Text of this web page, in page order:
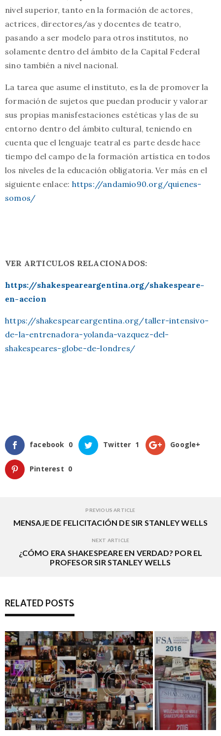
nivel superior, tanto en la formación de actores,
actrices, directores/as y docentes de teatro,
pasando a ser modelo para otros institutos, no
solamente dentro del ámbito de la Capital Federal
sino también a nivel nacional.
La tarea que asume el instituto, es la de promover la
formación de sujetos que puedan producir y valorar
sus propias manisfestaciones estéticas y las de su
entorno dentro del ámbito cultural, teniendo en
cuenta que el lenguaje teatral es parte desde hace
tiempo del campo de la formación artística en todos
los niveles de la educación obligatoria. Ver más en el
siguiente enlace: https://andamio90.org/quienes-
somos/
VER ARTICULOS RELACIONADOS:
https://shakespeareargentina.org/shakespeare-
en-accion
https://shakespeareargentina.org/taller-intensivo-
de-la-entrenadora-yolanda-vazquez-del-
shakespeares-globe-de-londres/
facebook 0 Twitter 1 Google+
Pinterest 0
PREVIOUS ARTICLE
MENSAJE DE FELICITACIÓN DE SIR STANLEY WELLS
NEXT ARTICLE
¿CÓMO ERA SHAKESPEARE EN VERDAD? POR EL
PROFESOR SIR STANLEY WELLS
RELATED POSTS